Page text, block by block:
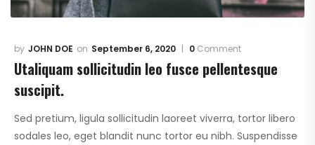
JOHN DOE September 6, 2020 0 Comment
Utaliquam sollicitudin leo fusce pellentesque
suscipit.
Sed pretium, ligula sollicitudin laoreet viverra, tortor libero
sodales leo, eget blandit nunc tortor eu nibh. Suspendisse